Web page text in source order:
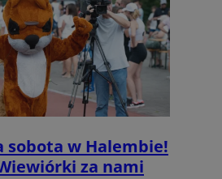
sobota w Halembie!
za nami